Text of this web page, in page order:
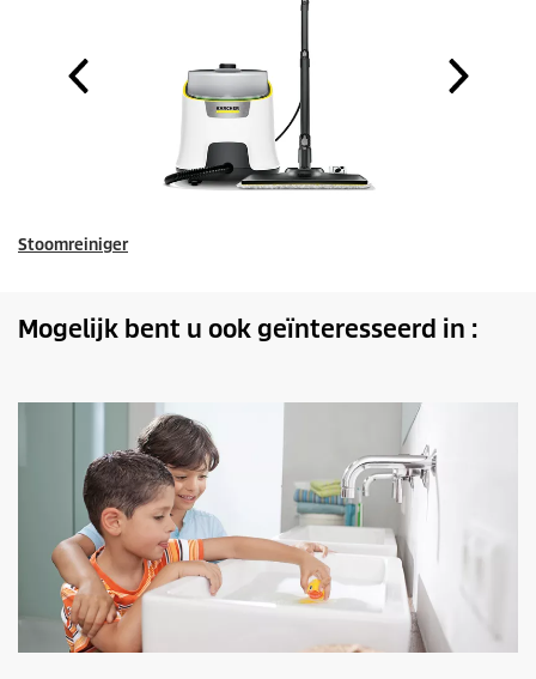
Stoomreiniger
Mogelijk bent u ook geïnteresseerd in :